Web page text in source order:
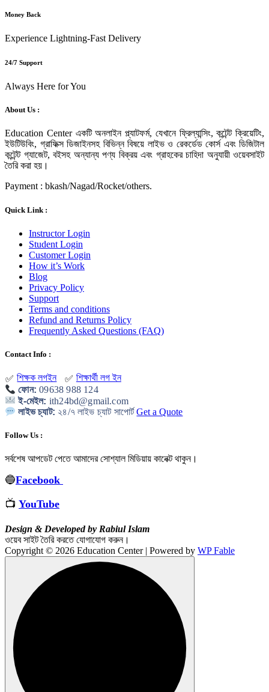
Money Back
Experience Lightning-Fast Delivery
24/7 Support
Always Here for You
About Us :
Education Center একটি অনলাইন প্ল্যাটফর্ম, যেখানে ফ্রিল্যান্সিং, কন্টেন্ট ক্রিয়েটিং,
ইউটিউবিং, গ্রাফিক্স ডিজাইনসহ বিভিন্ন বিষয়ে লাইভ ও রেকর্ডেড কোর্স এবং ডিজিটাল
কন্টেন্ট গ্যাজেট, বইসহ অন্যান্য পণ্য বিক্রয় এবং গ্রাহকের চাহিদা অনুযায়ী ওয়েবসাইট
তৈরি করা হয়।
Payment : bkash/Nagad/Rocket/others.
Quick Link :
Instructor Login
Student Login
Customer Login
How it’s Work
Blog
Privacy Policy
Support
Terms and conditions
Refund and Returns Policy
Frequently Asked Questions (FAQ)
Contact Info :
✅ শিক্ষক লগইন ✅ শিক্ষার্থী লগ ইন
ফোন: 09638 988 124
ই-মেইল: ith24bd@gmail.com
লাইভ চ্যাট: ২৪/৭ লাইভ চ্যাট সাপোর্টGet a Quote
Follow Us :
সর্বশেষ আপডেট পেতে আমাদের সোশ্যাল মিডিয়ায় কানেক্ট থাকুন।
🔵Facebook
📺 YouTube
Design & Developed by Rabiul Islam
ওয়েব সাইট তৈরি করতে যোগাযোগ করুন।
Copyright © 2026 Education Center | Powered by WP Fable